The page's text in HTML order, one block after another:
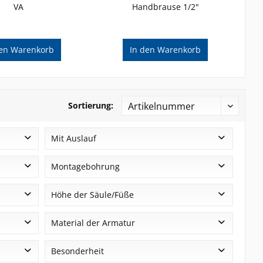
VA
Warenkorb
Handbrause 1/2"
In den Warenkorb
Sortierung:
Mit Auslauf
Ja
Montagebohrung
Abstand 153 ± 20 mm
Ø 30 mm
Abstand 153 mm - 2x Ø 30 mm
Höhe der Säule/Füße
200 mm
Material der Armatur
Edelstahl
Besonderheit